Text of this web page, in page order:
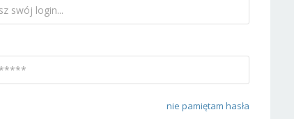
nie pamiętam hasła